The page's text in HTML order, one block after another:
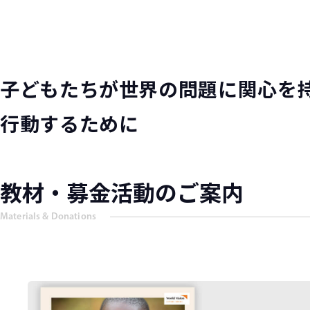
子どもたちが世界の問題に関心を
行動するために
教材・募金活動のご案内
Materials & Donations